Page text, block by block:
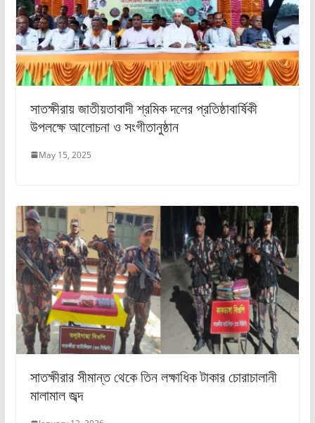
সাতক্ষীরায় জাতীয়তাবাদী শ্রমিক দলের প্রতিষ্ঠাবার্ষিকী
উপলক্ষে আলোচনা ও সংগীতানুষ্ঠান
May 15, 2025
সাতক্ষীরার সীমান্ত থেকে তিন লক্ষাধিক টাকার চোরাচালানী
মালামাল জব্দ